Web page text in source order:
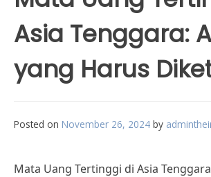
Asia Tenggara:
yang Harus
Posted on November 26, 2024 by
Mata Uang Tertinggi di Asia